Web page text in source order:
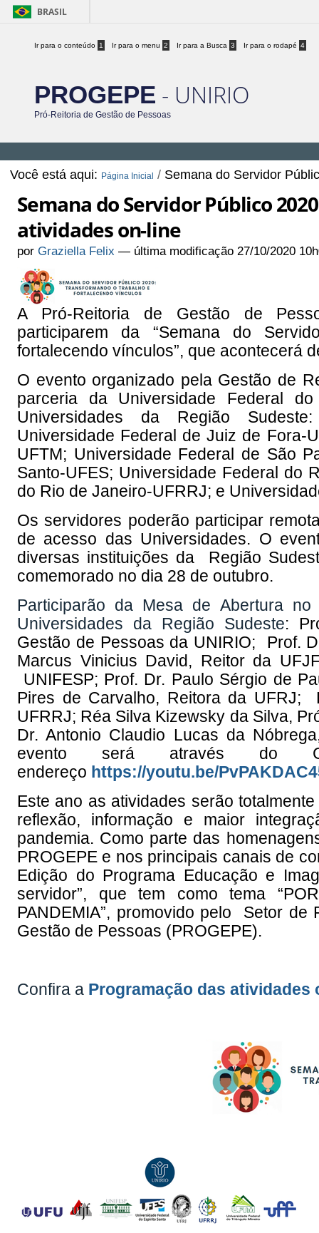
BRASIL
Ir para o conteúdo 1 Ir para o menu 2 Ir para a Busca 3 Ir para o rodapé 4
PROGEPE - UNIRIO
Pró-Reitoria de Gestão de Pessoas
Você está aqui: Página Inicial / Semana do Servidor
Semana do Servidor Público
atividades on-line
porGraziella Felix — última modificação 27/10/2020
A Pró-Reitoria de Gestão de
participarem da “Semana do
fortalecendo vínculos”, que acontecerá
O evento organizado pela Gestão de
parceria da Universidade Federal
Universidades da Região
Universidade Federal de Juiz de Fora-
UFTM; Universidade Federal de São
Santo-UFES; Universidade Federal do
do Rio de Janeiro-UFRRJ; e
Os servidores poderão participar
de acesso das Universidades. O
diversas instituições da Região
comemorado no dia 28 de outubro.
Participarão da Mesa de Abertura
Universidades da Região Sudeste:
Gestão de Pessoas da UNIRIO; Prof.
Marcus Vinicius David, Reitor da
UNIFESP; Prof. Dr. Paulo Sérgio de
Pires de Carvalho, Reitora da UFRJ;
UFRRJ; Réa Silva Kizewsky da Silva,
Dr. Antonio Claudio Lucas da
evento será através do
endereço https://youtu.be/
Este ano as atividades serão
reflexão, informação e maior
pandemia. Como parte das
PROGEPE e nos principais canais de
Edição do Programa Educação e
servidor”, que tem como tema
PANDEMIA”, promovido pelo Setor de
Gestão de Pessoas (PROGEPE).
Confira a Programação das atividades